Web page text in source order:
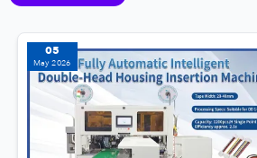
05
May 2026